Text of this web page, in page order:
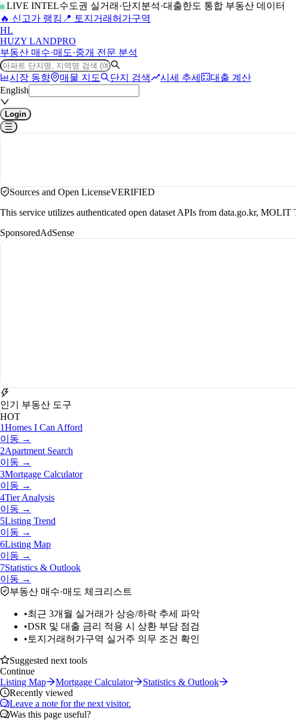
LIVE INTEL수도권 실거래·단지분석·대출한도 통합 부동산 데이터
🔥 신고가 랭킹 📍 토지거래허가구역
HL
HUZY LANDPRO
부동산 매수·매도·중개 전문 분석
시장 동향 매물 지도 단지 검색 시세 추세
대출 계산
English
Login
Sources and Open LicenseVERIFIED
This service utilizes authenticated open dataset APIs from data.go.kr,
SponsoredAdSense
인기 부동산 도구
HOT
1Homes I Can Afford
이동 →
2Apartment Search
이동 →
3Mortgage Calculator
이동 →
4Tier Analysis
이동 →
5Listing Trend
이동 →
6Listing Map
이동 →
7Statistics & Outlook
이동 →
부동산 매수·매도 체크리스트
•최근 3개월 실거래가 상승/하락 추세 파악
•DSR 및 대출 금리 적용 시 상환 부담 점검
• 토지거래허가구역 실거주 의무 조건 확인
Suggested next tools
Continue
Listing Map
Mortgage Calculator
Statistics & Outlook
Recently viewed
Leave a note for the next visitor.
Was this page useful?